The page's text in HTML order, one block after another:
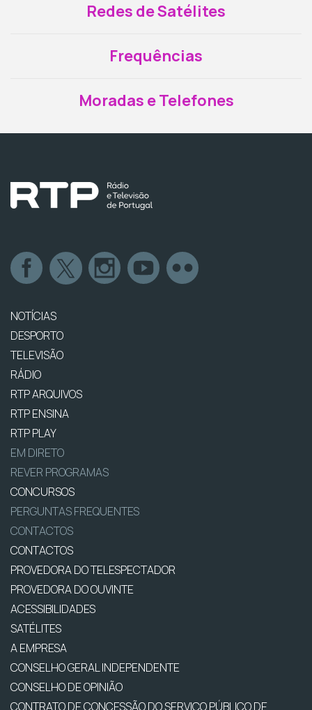
Redes de Satélites
Frequências
Moradas e Telefones
NOTÍCIAS
DESPORTO
TELEVISÃO
RÁDIO
RTP ARQUIVOS
RTP ENSINA
RTP PLAY
EM DIRETO
REVER PROGRAMAS
CONCURSOS
PERGUNTAS FREQUENTES
CONTACTOS
CONTACTOS
PROVEDORA DO TELESPECTADOR
PROVEDORA DO OUVINTE
ACESSIBILIDADES
SATÉLITES
A EMPRESA
CONSELHO GERAL INDEPENDENTE
CONSELHO DE OPINIÃO
CONTRATO DE CONCESSÃO DO SERVIÇO PÚBLICO DE